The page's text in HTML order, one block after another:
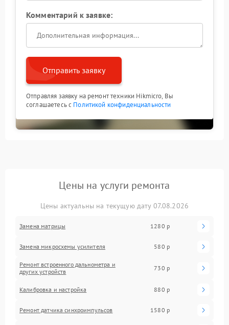
Комментарий к заявке:
Отправить заявку
Отправляя заявку на ремонт техники Hikmicro, Вы
соглашаетесь с Политикой конфиденциальности
Цены на услуги ремонта
Цены актуальны на текущую дату 07.08.2026
Замена матрицы 1280 р
Замена микросхемы усилителя 580 р
Ремонт встроенного дальнометра и
других устройств
730 р
Калибровка и настройка 880 р
Ремонт датчика синхроимпульсов 1580 р